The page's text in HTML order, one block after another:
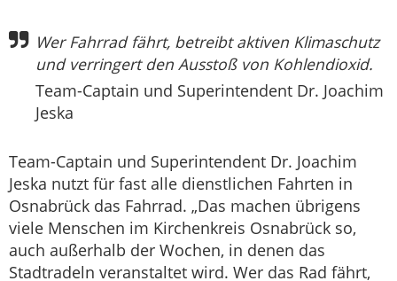
Wer Fahrrad fährt, betreibt aktiven Klimaschutz
und verringert den Ausstoß von Kohlendioxid.
Team-Captain und Superintendent Dr. Joachim
Jeska
Team-Captain und Superintendent Dr. Joachim
Jeska nutzt für fast alle dienstlichen Fahrten in
Osnabrück das Fahrrad. „Das machen übrigens
viele Menschen im Kirchenkreis Osnabrück so,
auch außerhalb der Wochen, in denen das
Stadtradeln veranstaltet wird. Wer das Rad fährt,